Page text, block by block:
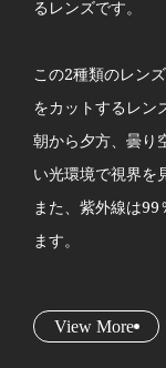
るレンズです。
この2種類のレン
をカットするレン
朝から夕方、曇り
い光環境で視界を
また、紫外線は
ます。
View More